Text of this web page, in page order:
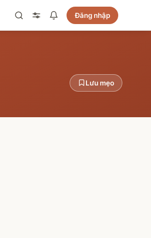
Đăng nhập
Lưu mẹo